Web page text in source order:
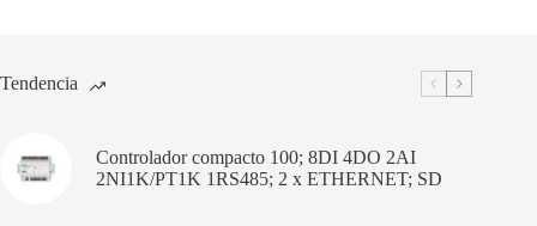
Tendencia
Controlador compacto 100; 8DI 4DO 2AI
2NI1K/PT1K 1RS485; 2 x ETHERNET; SD